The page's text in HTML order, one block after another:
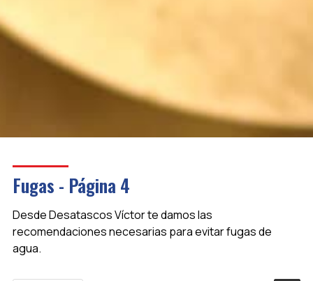
Fugas - Página 4
Desde Desatascos Víctor te damos las
recomendaciones necesarias para evitar fugas de
agua.